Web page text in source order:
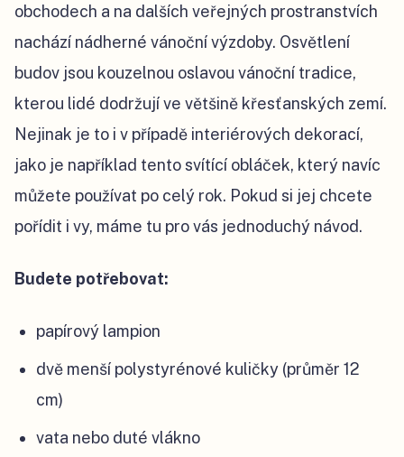
obchodech a na dalších veřejných prostranstvích
nachází nádherné vánoční výzdoby. Osvětlení
budov jsou kouzelnou oslavou vánoční tradice,
kterou lidé dodržují ve většině křesťanských zemí.
Nejinak je to i v případě interiérových dekorací,
jako je například tento svítící obláček, který navíc
můžete používat po celý rok. Pokud si jej chcete
pořídit i vy, máme tu pro vás jednoduchý návod.
Budete potřebovat:
papírový lampion
dvě menší polystyrénové kuličky (průměr 12
cm)
vata nebo duté vlákno